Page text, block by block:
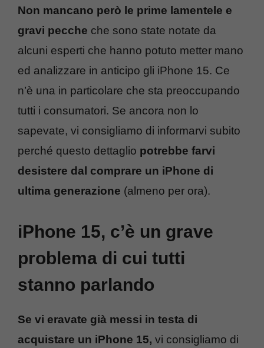
Non mancano però le prime lamentele e
gravi pecche che sono state notate da
alcuni esperti che hanno potuto metter mano
ed analizzare in anticipo gli iPhone 15. Ce
n’è una in particolare che sta preoccupando
tutti i consumatori. Se ancora non lo
sapevate, vi consigliamo di informarvi subito
perché questo dettaglio potrebbe farvi
desistere dal comprare un iPhone di
ultima generazione (almeno per ora).
iPhone 15, c’è un grave
problema di cui tutti
stanno parlando
Se vi eravate già messi in testa di
acquistare un iPhone 15, vi consigliamo di